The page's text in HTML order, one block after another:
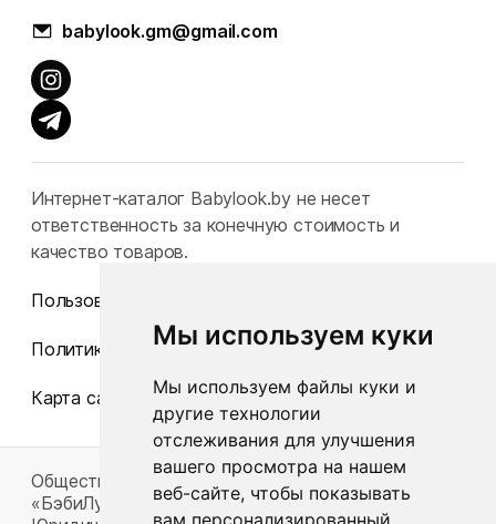
Мы используем куки
Мы используем файлы куки и
другие технологии
отслеживания для улучшения
вашего просмотра на нашем
веб-сайте, чтобы показывать
вам персонализированный
babylook.gm@gmail.com
Интернет-каталог Babylook.by не несет
ответственность за конечную стоимость и
качество товаров.
Пользовательское соглашение
Политика конфиденциальности
Карта сайта
Общество с ограниченной ответственностью
«БэбиЛук»